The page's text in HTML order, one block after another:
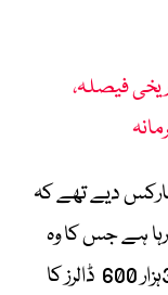
فیصلہ،
دیے تھے کہ
ہے جس کا وہ
خود مالک نہیں ہے، اور کمپنی پر تقریباً 31ہزار 600 ڈالرز کا